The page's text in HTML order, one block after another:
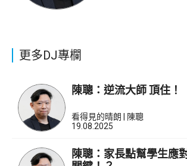
更多DJ專欄
陳聰：逆流大師 頂住！
看得見的晴朗 | 陳聰
19.08.2025
陳聰：家長點幫學生應